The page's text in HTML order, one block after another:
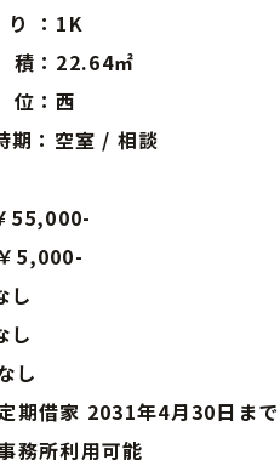
1K
：22.64㎡
：西
：空室 / 相談
5,000-
し
期借家 2031年4月30日ま
所利用可能